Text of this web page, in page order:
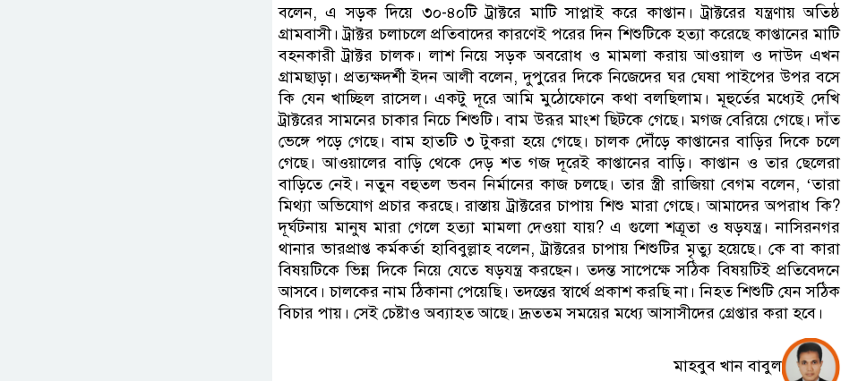
বলেন, এ সড়ক দিয়ে ৩০-৪০টি ট্রাক্টরে মাটি সাপ্লাই করে কাপ্তান। ট্রাক্টরের যন্ত্রণায় অতিষ্ঠ
গ্রামবাসী। ট্রাক্টর চলাচলে প্রতিবাদের কারণেই পরের দিন শিশুটিকে হত্যা করেছে কাপ্তানের মাটি
বহনকারী ট্রাক্টর চালক। লাশ নিয়ে সড়ক অবরোধ ও মামলা করায় আওয়াল ও দাউদ এখন
গ্রামছাড়া। প্রত্যক্ষদর্শী ইদন আলী বলেন, দুপুরের দিকে নিজেদের ঘর ঘেষা পাইপের উপর বসে
কি যেন খাচ্ছিল রাসেল। একটু দূরে আমি মুঠোফোনে কথা বলছিলাম। মূহুর্তের মধ্যেই দেখি
ট্রাক্টরের সামনের চাকার নিচে শিশুটি। বাম উরূর মাংশ ছিটকে গেছে। মগজ বেরিয়ে গেছে। দাঁত
ভেঙ্গে পড়ে গেছে। বাম হাতটি ৩ টুকরা হয়ে গেছে। চালক দৌঁড়ে কাপ্তানের বাড়ির দিকে চলে
গেছে। আওয়ালের বাড়ি থেকে দেড় শত গজ দূরেই কাপ্তানের বাড়ি। কাপ্তান ও তার ছেলেরা
বাড়িতে নেই। নতুন বহুতল ভবন নির্মানের কাজ চলছে। তার স্ত্রী রাজিয়া বেগম বলেন, ‘তারা
মিথ্যা অভিযোগ প্রচার করছে। রাস্তায় ট্রাক্টরের চাপায় শিশু মারা গেছে। আমাদের অপরাধ কি?
দূর্ঘটনায় মানুষ মারা গেলে হত্যা মামলা দেওয়া যায়? এ গুলো শত্রূতা ও ষড়যন্ত্র। নাসিরনগর
থানার ভারপ্রাপ্ত কর্মকর্তা হাবিবুল্লাহ বলেন, ট্রাক্টরের চাপায় শিশুটির মৃত্যু হয়েছে। কে বা কারা
বিষয়টিকে ভিন্ন দিকে নিয়ে যেতে ষড়যন্ত্র করছেন। তদন্ত সাপেক্ষে সঠিক বিষয়টিই প্রতিবেদনে
আসবে। চালকের নাম ঠিকানা পেয়েছি। তদন্তের স্বার্থে প্রকাশ করছি না। নিহত শিশুটি যেন সঠিক
বিচার পায়। সেই চেষ্টাও অব্যাহত আছে। দ্রূততম সময়ের মধ্যে আসাসীদের গ্রেপ্তার করা হবে।
মাহবুব খান বাবুল